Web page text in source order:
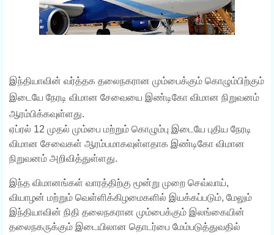
இந்தியாவின் வர்த்தக தலைநகரான மும்பைக்கும் கொழும்பிற்கும்
இடையே நேரடி விமான சேவையை இண்டிகோ விமான நிறுவனம்
ஆரம்பிக்கவுள்ளது.
ஏப்ரல் 12 முதல் மும்பை மற்றும் கொழும்பு இடையே புதிய நேரடி
விமான சேவைகள் ஆரம்பமாகவுள்ளதாக இண்டிகோ விமான
நிறுவனம் அறிவித்துள்ளது.
இந்த விமானங்கள் வாரத்திற்கு மூன்று முறை செவ்வாய்,
வியாழன் மற்றும் வெள்ளிக்கிழமைகளில் இயக்கப்படும், மேலும்
இந்தியாவின் நிதி தலைநகரான மும்பைக்கும் இலங்கையின்
தலைநகருக்கும் இடையிலான தொடர்பை மேம்படுத்துவதில்